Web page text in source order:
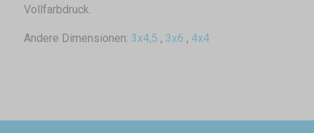
Vollfarbdruck.
Andere Dimensionen: 3x4,5 , 3x6 , 4x4